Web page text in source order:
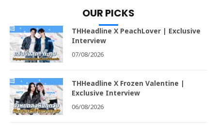
OUR PICKS
THHeadline X PeachLover | Exclusive
Interview
07/08/2026
THHeadline X Frozen Valentine |
Exclusive Interview
06/08/2026